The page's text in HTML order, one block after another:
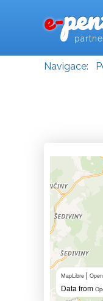
e-
Navigace:
MapLibre |
Data from